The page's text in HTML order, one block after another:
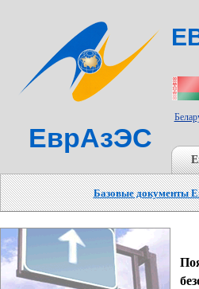
ЕврАзЭС
Базовые документы